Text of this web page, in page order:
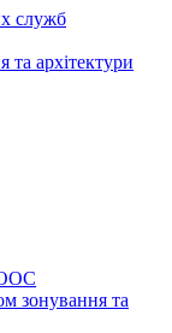
служб
архітектури
ООС
зонування та